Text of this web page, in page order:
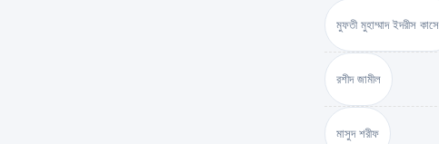
মুফতী মুহাম্মাদ ইদরীস
রশীদ জামীল
মাসুদ শরীফ